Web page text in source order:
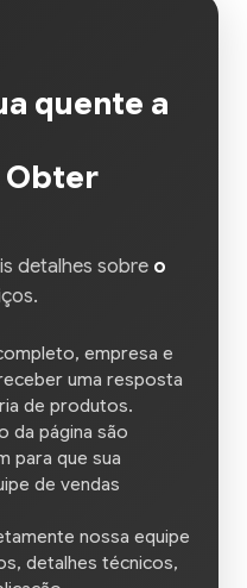
quente a
Obter
detalhes sobre o
empresa e
uma resposta
de produtos.
da página são
para que sua
de vendas
nossa equipe
detalhes técnicos,